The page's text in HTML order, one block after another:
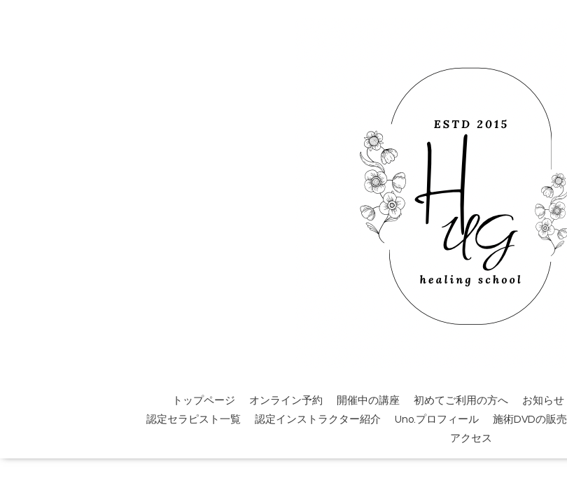
トップページ オンライン予約 開催中の講座 初めてご利用の方へ お知らせ
認定セラピスト一覧
認定インストラクター紹介 Uno.プロフィール 施術DVDの販売
アクセス